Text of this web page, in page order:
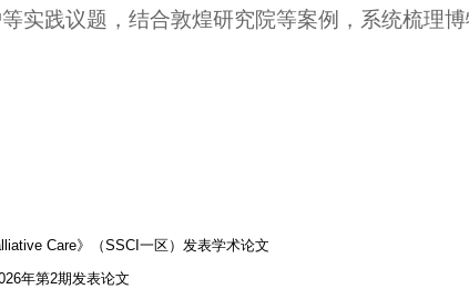
实践议题，结合敦煌研究院等案例，系统梳理博
Care》（SSCI一区）发表学术论文
年第2期发表论文